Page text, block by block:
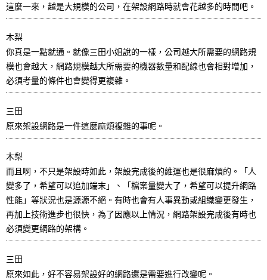
這麼一來，越是大規模的公司，在架設網路時就會花越多的時間吧。
木梨
你真是一點就通。就像三田小姐說的一樣，公司越大所需要的網路規
模也會越大，網路規模越大所需要的機器數量和配線也會相對增加，
必須考量的條件也會變得更複雜。
三田
原來架設網路是一件這麼麻煩複雜的事呢。
木梨
而且啊，不只是架設時如此，架設完成後的維運也是很麻煩的。「人
變多了，希望可以追加端末」、「檔案量變大了，希望可以提升網路
性能」等狀況也是源源不絕。有時也會有人事異動或組織變更發生，
再加上技術進步也很快，為了因應以上情況，網路架設完成後有時也
必須變更網路的架構。
三田
原來如此，好不容易架設好的網路還是需要進行改變呢。